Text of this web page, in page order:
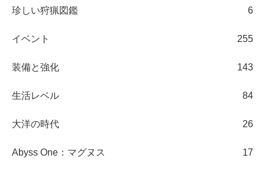
珍しい狩猟図鑑 6
イベント 255
装備と強化 143
生活レベル 84
大洋の時代 26
Abyss One：マグヌス 17